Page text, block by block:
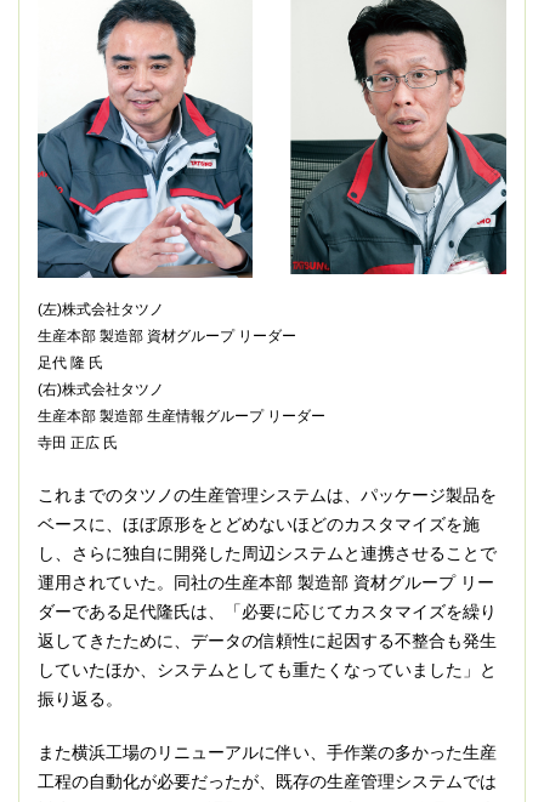
(左)株式会社タツノ
生産本部 製造部 資材グループ リーダー
足代 隆 氏
(右)株式会社タツノ
生産本部 製造部 生産情報グループ リーダー
寺田 正広 氏
これまでのタツノの生産管理システムは、パッケージ製品を
ベースに、ほぼ原形をとどめないほどのカスタマイズを施
し、さらに独自に開発した周辺システムと連携させることで
運用されていた。同社の生産本部 製造部 資材グループ リー
ダーである足代隆氏は、「必要に応じてカスタマイズを繰り
返してきたために、データの信頼性に起因する不整合も発生
していたほか、システムとしても重たくなっていました」と
振り返る。
また横浜工場のリニューアルに伴い、手作業の多かった生産
工程の自動化が必要だったが、既存の生産管理システムでは